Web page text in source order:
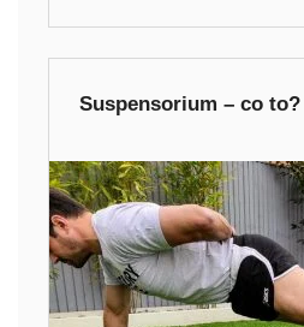
Suspensorium – co to?